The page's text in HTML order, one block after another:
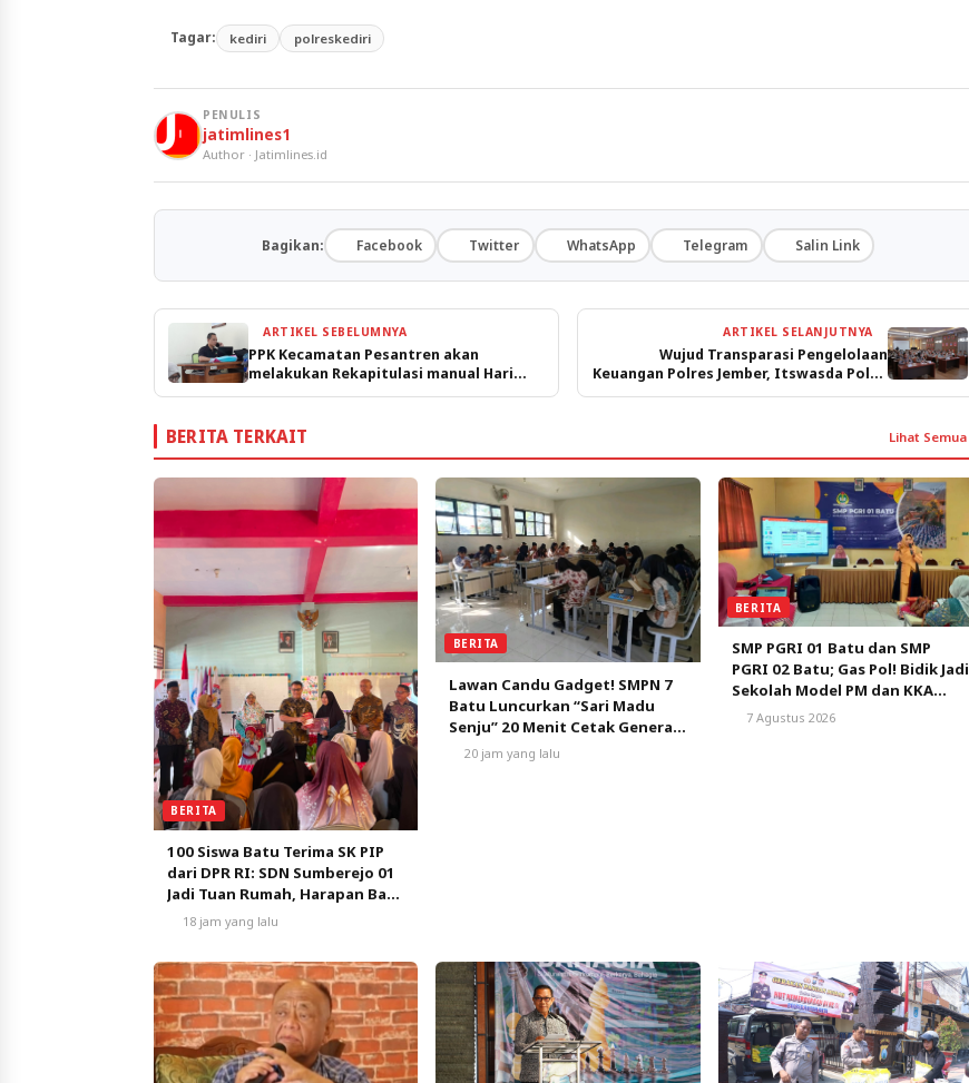
Tagar: kediri polreskediri
PENULIS
jatimlines1
Author · Jatimlines.id
Bagikan: Facebook Twitter WhatsApp Telegram Salin Link
ARTIKEL SEBELUMNYA
PPK Kecamatan Pesantren akan
melakukan Rekapitulasi manual Hari
Sabtu.
ARTIKEL SELANJUTNYA
Wujud Transparasi Pengelolaan
Keuangan Polres Jember, Itswasda Polda
Jatim Lakukan Asistensi
BERITA TERKAIT Lihat Semua
BERITA
100 Siswa Batu Terima SK PIP
dari DPR RI: SDN Sumberejo 01
Jadi Tuan Rumah, Harapan Baru
Pendidikan Gratis
18 jam yang lalu
BERITA
Lawan Candu Gadget! SMPN 7
Batu Luncurkan “Sari Madu
Senju” 20 Menit Cetak Generasi
Pembaca
20 jam yang lalu
BERITA
SMP PGRI 01 Batu dan SMP
PGRI 02 Batu; Gas Pol! Bidik Jadi
Sekolah Model PM dan KKA
Pertama di Kota Batu
7 Agustus 2026